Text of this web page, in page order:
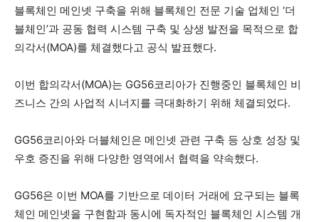
블록체인 메인넷 구축을 위해 블록체인 전문 기술 업체인 ‘더
블체인’과 공동 협력 시스템 구축 및 상생 발전을 목적으로 합
의각서(MOA)를 체결했다고 공식 발표했다.
이번 합의각서(MOA)는 GG56코리아가 진행중인 블록체인 비
즈니스 간의 사업적 시너지를 극대화하기 위해 체결되었다.
GG56코리아와 더블체인은 메인넷 관련 구축 등 상호 성장 및
우호 증진을 위해 다양한 영역에서 협력을 약속했다.
GG56은 이번 MOA를 기반으로 데이터 거래에 요구되는 블록
체인 메인넷을 구현함과 동시에 독자적인 블록체인 시스템 개